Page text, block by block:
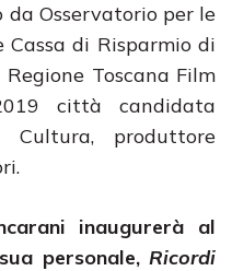
Osservatorio per le
di Risparmio di
Toscana Film
città candidata
Cultura, produttore
inaugurerà al
personale, Ricordi